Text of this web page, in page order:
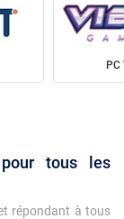
PC
tous les
répondant à tous